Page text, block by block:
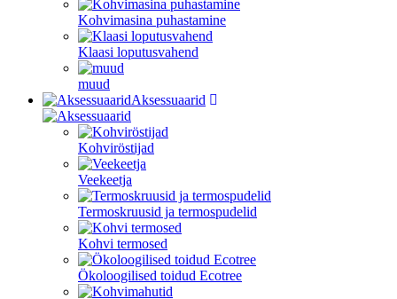
Kohvimasina puhastamine
Klaasi loputusvahend
muud
Aksessuaarid
Kohviröstijad
Veekeetja
Termoskruusid ja termospudelid
Kohvi termosed
Ökoloogilised toidud Ecotree